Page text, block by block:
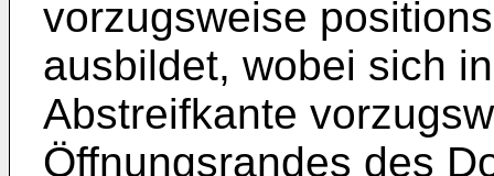
vorzugsweise
ausbildet, wobei sich
Abstreifkante
Öffnungsrandes des